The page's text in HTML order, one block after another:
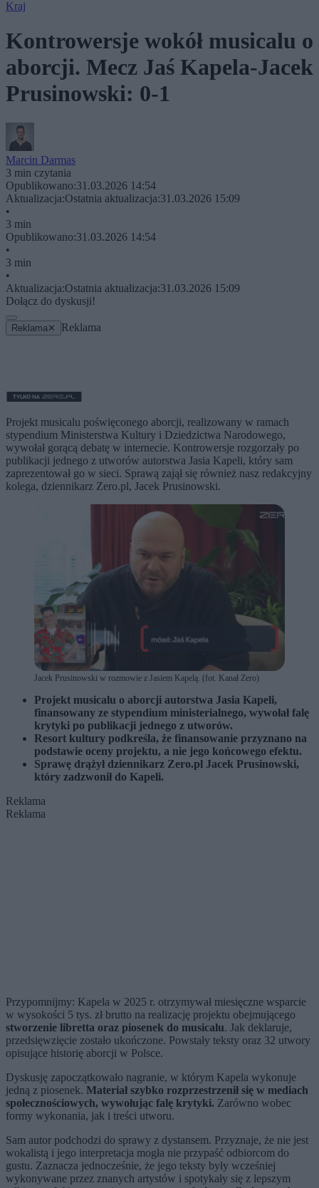
Kraj
Kontrowersje wokół musicalu o
aborcji. Mecz Jaś Kapela-Jacek
Prusinowski: 0-1
Marcin Darmas
3 min czytania
Opublikowano:31.03.2026 14:54
Aktualizacja:Ostatnia aktualizacja:31.03.2026 15:09
•
3 min
Opublikowano:31.03.2026 14:54
•
3 min
•
Aktualizacja:Ostatnia aktualizacja:31.03.2026 15:09
Dołącz do dyskusji!
Reklama ✕ Reklama
Projekt musicalu poświęconego aborcji, realizowany w ramach
stypendium Ministerstwa Kultury i Dziedzictwa Narodowego,
wywołał gorącą debatę w internecie. Kontrowersje rozgorzały po
publikacji jednego z utworów autorstwa Jasia Kapeli, który sam
zaprezentował go w sieci. Sprawą zajął się również nasz redakcyjny
kolega, dziennikarz Zero.pl, Jacek Prusinowski.
Jacek Prusinowski w rozmowie z Jasiem Kapelą. (fot. Kanał Zero)
Projekt musicalu o aborcji autorstwa Jasia Kapeli,
finansowany ze stypendium ministerialnego, wywołał falę
krytyki po publikacji jednego z utworów.
Resort kultury podkreśla, że finansowanie przyznano na
podstawie oceny projektu, a nie jego końcowego efektu.
Sprawę drążył dziennikarz Zero.pl Jacek Prusinowski,
który zadzwonił do Kapeli.
Reklama
Reklama
Przypomnijmy: Kapela w 2025 r. otrzymywał miesięczne wsparcie
w wysokości 5 tys. zł brutto na realizację projektu obejmującego
stworzenie libretta oraz piosenek do musicalu. Jak deklaruje,
przedsięwzięcie zostało ukończone. Powstały teksty oraz 32 utwory
opisujące historię aborcji w Polsce.
Dyskusję zapoczątkowało nagranie, w którym Kapela wykonuje
jedną z piosenek. Materiał szybko rozprzestrzenił się w mediach
społecznościowych, wywołując falę krytyki. Zarówno wobec
formy wykonania, jak i treści utworu.
Sam autor podchodzi do sprawy z dystansem. Przyznaje, że nie jest
wokalistą i jego interpretacja mogła nie przypaść odbiorcom do
gustu. Zaznacza jednocześnie, że jego teksty były wcześniej
wykonywane przez znanych artystów i spotykały się z lepszym